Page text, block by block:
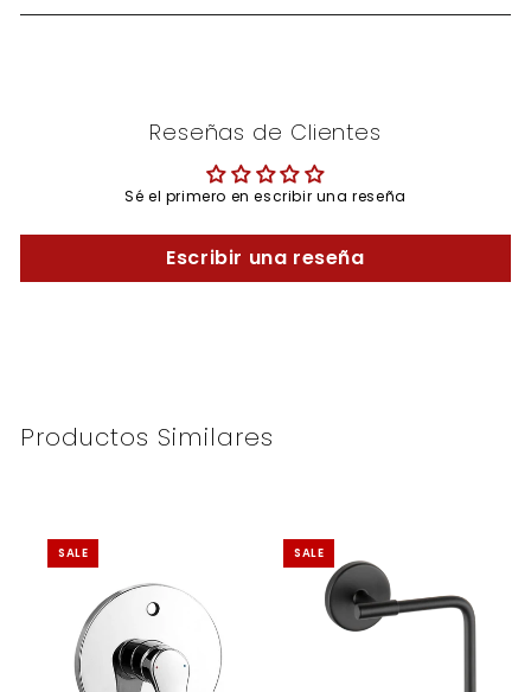
Reseñas de Clientes
Sé el primero en escribir una reseña
Escribir una reseña
Productos Similares
SALE SALE